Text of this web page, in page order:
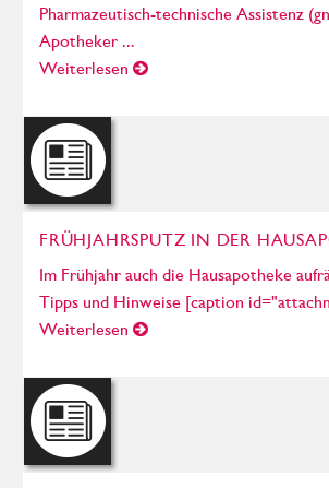
Pharmazeutisch-technische Assistenz
Apotheker ...
Weiterlesen
FRÜHJAHRSPUTZ IN DER
Im Frühjahr auch die Hausapotheke
Tipps und Hinweise [caption
Weiterlesen